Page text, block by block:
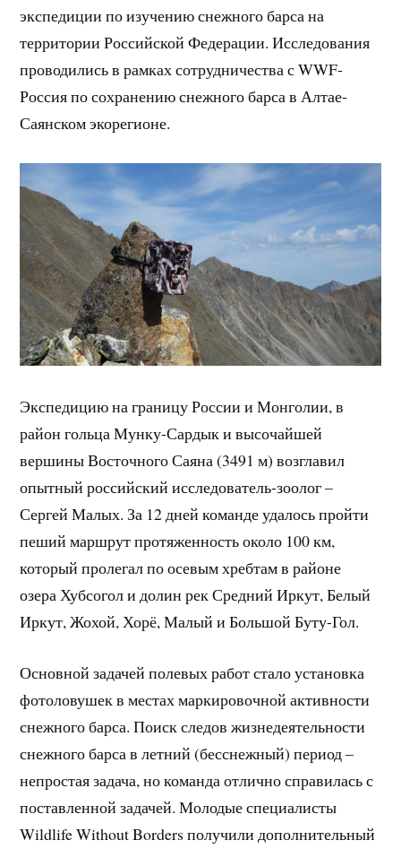
экспедиции по изучению снежного барса на
территории Российской Федерации. Исследования
проводились в рамках сотрудничества с WWF-
Россия по сохранению снежного барса в Алтае-
Саянском экорегионе.
Экспедицию на границу России и Монголии, в
район гольца Мунку-Сардык и высочайшей
вершины Восточного Саяна (3491 м) возглавил
опытный российский исследователь-зоолог –
Сергей Малых. За 12 дней команде удалось пройти
пеший маршрут протяженность около 100 км,
который пролегал по осевым хребтам в районе
озера Хубсогол и долин рек Средний Иркут, Белый
Иркут, Жохой, Хорё, Малый и Большой Буту-Гол.
Основной задачей полевых работ стало установка
фотоловушек в местах маркировочной активности
снежного барса. Поиск следов жизнедеятельности
снежного барса в летний (бесснежный) период –
непростая задача, но команда отлично справилась с
поставленной задачей. Молодые специалисты
Wildlife Without Borders получили дополнительный